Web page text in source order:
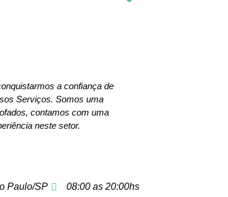
a confiança de
Serviços. Somos uma
contamos com uma
neste setor.
Paulo/SP 08:00 as 20:00hs